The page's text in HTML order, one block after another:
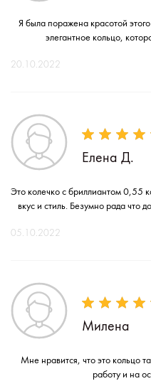
Я была поражена красотой
элегантное кольцо,
20.10.2022
Елена Д.
Это колечко с бриллиантом 0,55
вкус и стиль. Безумно рада что
05.10.2022
Милена
Мне нравится, что это кольцо
работу и на